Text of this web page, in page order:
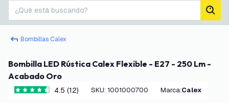
¿Qué está buscando?
Bombillas Calex
Bombilla LED Rústica Calex Flexible - E27 - 250 Lm -
Acabado Oro
4.5 estrellas de puntuación
4.5 (12) SKU: 1001000700 Marca: Calex